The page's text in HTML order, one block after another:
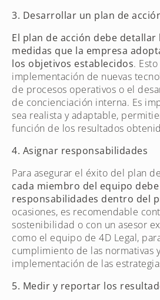
3. Desarrollar un plan de
El plan de acción debe detallar
medidas que la empresa
los objetivos establecidos.
implementación de nuevas
de procesos operativos o el
de concienciación interna. Es
sea realista y adaptable,
función de los resultados
4. Asignar responsabilidades
Para asegurar el éxito del plan
cada miembro del equipo
responsabilidades dentro del
ocasiones, es recomendable
sostenibilidad o con un asesor
como el equipo de 4D Legal,
cumplimiento de las normativas
implementación de las
5. Medir y reportar los